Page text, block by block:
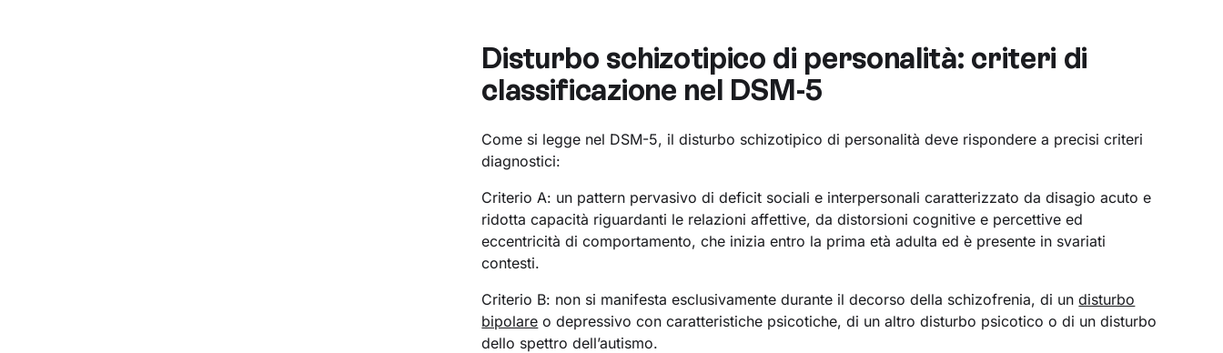
Disturbo schizotipico di personalità: criteri di
classificazione nel DSM-5
Come si legge nel DSM-5, il disturbo schizotipico di personalità deve rispondere a precisi criteri
diagnostici:
Criterio A: un pattern pervasivo di deficit sociali e interpersonali caratterizzato da disagio acuto e
ridotta capacità riguardanti le relazioni affettive, da distorsioni cognitive e percettive ed
eccentricità di comportamento, che inizia entro la prima età adulta ed è presente in svariati
contesti.
Criterio B: non si manifesta esclusivamente durante il decorso della schizofrenia, di undisturbo
bipolare o depressivo con caratteristiche psicotiche, di un altro disturbo psicotico o di un disturbo
dello spettro dell’autismo.